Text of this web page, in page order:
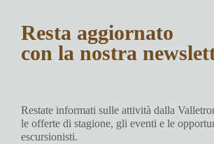
Resta aggiornato
con la nostra
Restate informati sulle attività dalla
le offerte di stagione, gli eventi e le
escursionisti.